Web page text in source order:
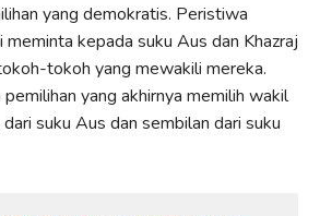
yang demokratis. Peristiwa
kepada suku Aus dan Khazraj
tokoh yang mewakili mereka.
yang akhirnya memilih wakil
suku Aus dan sembilan dari suku